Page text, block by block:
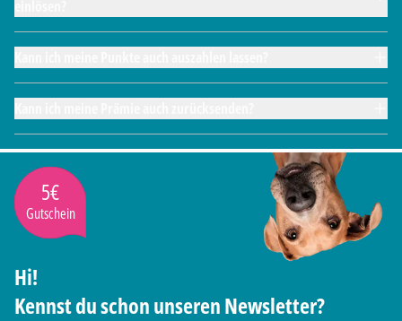
5€
Gutschein
Hi!
Kennst du schon unseren Newsletter?